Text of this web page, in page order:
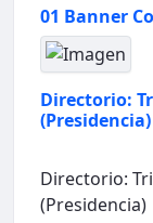
01 Banner
Directorio:
(Presidencia)
Directorio:
(Presidencia)